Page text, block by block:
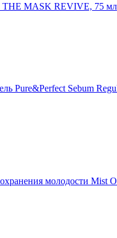
THE MASK REVIVE, 75 мл
Pure&Perfect Sebum
молодости Mist